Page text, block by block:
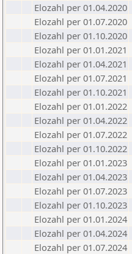
Elozahl per 01.04.2020
Elozahl per 01.07.2020
Elozahl per 01.10.2020
Elozahl per 01.01.2021
Elozahl per 01.04.2021
Elozahl per 01.07.2021
Elozahl per 01.10.2021
Elozahl per 01.01.2022
Elozahl per 01.04.2022
Elozahl per 01.07.2022
Elozahl per 01.10.2022
Elozahl per 01.01.2023
Elozahl per 01.04.2023
Elozahl per 01.07.2023
Elozahl per 01.10.2023
Elozahl per 01.01.2024
Elozahl per 01.04.2024
Elozahl per 01.07.2024